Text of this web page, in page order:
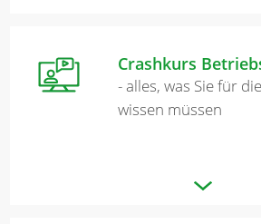
Crashkurs
- alles, was Sie für
wissen müssen